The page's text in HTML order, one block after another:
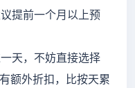
提前一个月以上预
天，不妨直接选择
额外折扣，比按天累